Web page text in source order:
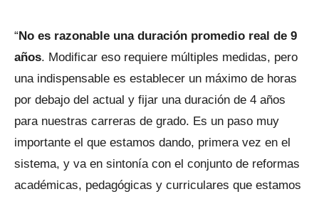
“No es razonable una duración promedio real de 9
años. Modificar eso requiere múltiples medidas, pero
una indispensable es establecer un máximo de horas
por debajo del actual y fijar una duración de 4 años
para nuestras carreras de grado. Es un paso muy
importante el que estamos dando, primera vez en el
sistema, y va en sintonía con el conjunto de reformas
académicas, pedagógicas y curriculares que estamos